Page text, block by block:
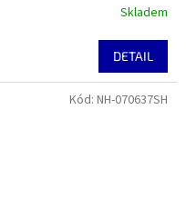
Skladem
DETAIL
Kód: NH-070637SH